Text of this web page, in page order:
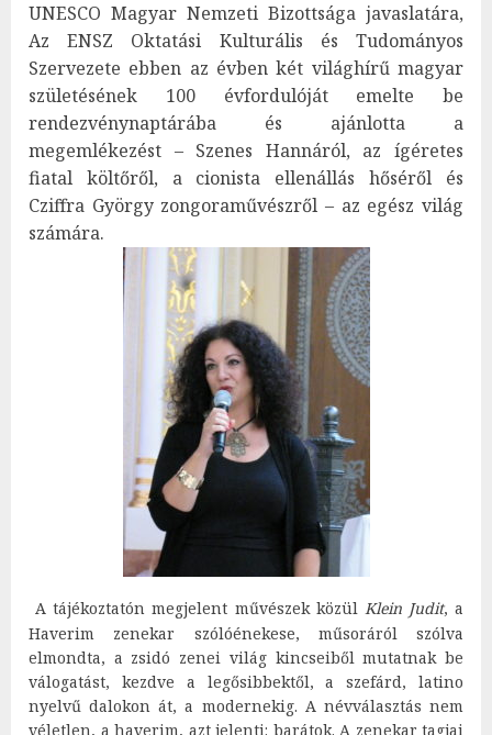
UNESCO Magyar Nemzeti Bizottsága javaslatára,
Az ENSZ Oktatási Kulturális és Tudományos
Szervezete ebben az évben két világhírű magyar
születésének 100 évfordulóját emelte be
rendezvénynaptárába és ajánlotta a
megemlékezést – Szenes Hannáról, az ígéretes
fiatal költőről, a cionista ellenállás hőséről és
Cziffra György zongoraművészről – az egész világ
számára.
A tájékoztatón megjelent művészek közül Klein Judit, a
Haverim zenekar szólóénekese, műsoráról szólva
elmondta, a zsidó zenei világ kincseiből mutatnak be
válogatást, kezdve a legősibbektől, a szefárd, latino
nyelvű dalokon át, a modernekig. A névválasztás nem
véletlen, a haverim, azt jelenti: barátok. A zenekar tagjai